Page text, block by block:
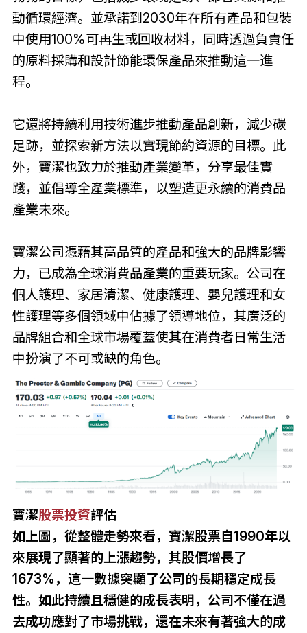
動循環經濟。並承諾到2030年在所有產品和包裝
中使用100%可再生或回收材料，同時透過負責任
的原料採購和設計節能環保產品來推動這一進
程。
它還將持續利用技術進步推動產品創新，減少碳
足跡，並探索新方法以實現節約資源的目標。此
外，寶潔也致力於推動產業變革，分享最佳實
踐，並倡導全產業標準，以塑造更永續的消費品
產業未來。
寶潔公司憑藉其高品質的產品和強大的品牌影響
力，已成為全球消費品產業的重要玩家。公司在
個人護理、家居清潔、健康護理、嬰兒護理和女
性護理等多個領域中佔據了領導地位，其廣泛的
品牌組合和全球市場覆蓋使其在消費者日常生活
中扮演了不可或缺的角色。
寶潔股票投資評估
如上圖，從整體走勢來看，寶潔股票自1990年以
來展現了顯著的上漲趨勢，其股價增長了
1673%，這一數據突顯了公司的長期穩定成長
性。如此持續且穩健的成長表明，公司不僅在過
去成功應對了市場挑戰，還在未來有著強大的成